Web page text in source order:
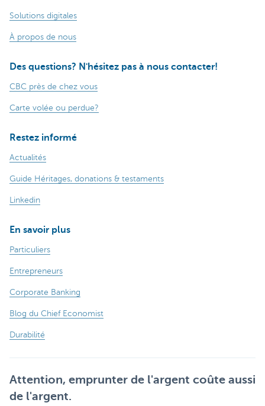
Solutions digitales
À propos de nous
Des questions? N'hésitez pas à nous contacter!
CBC près de chez vous
Carte volée ou perdue?
Restez informé
Actualités
Guide Héritages, donations & testaments
Linkedin
En savoir plus
Particuliers
Entrepreneurs
Corporate Banking
Blog du Chief Economist
Durabilité
Attention, emprunter de l'argent coûte aussi
de l'argent.